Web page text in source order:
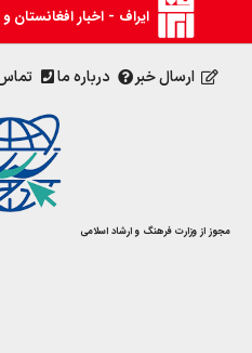
ایراف - اخبار افغانستان و
ارسال خبر درباره ما
مجوز از وزارت فرهنگ و ارشاد اسلامی